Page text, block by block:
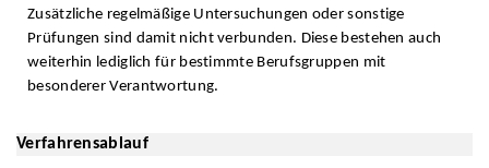
Zusätzliche regelmäßige Untersuchungen oder sonstige
Prüfungen sind damit nicht verbunden. Diese bestehen auch
weiterhin lediglich für bestimmte Berufsgruppen mit
besonderer Verantwortung.
Verfahrensablauf